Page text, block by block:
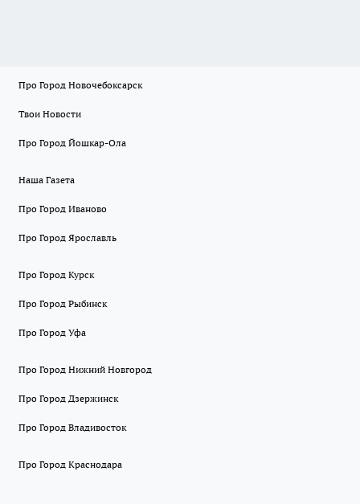
Про Город Новочебоксарск
Твои Новости
Про Город Йошкар-Ола
Наша Газета
Про Город Иваново
Про Город Ярославль
Про Город Курск
Про Город Рыбинск
Про Город Уфа
Про Город Нижний Новгород
Про Город Дзержинск
Про Город Владивосток
Про Город Краснодара